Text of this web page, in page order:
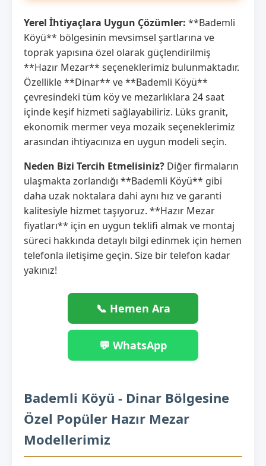
Yerel İhtiyaçlara Uygun Çözümler: **Bademli
Köyü** bölgesinin mevsimsel şartlarına ve
toprak yapısına özel olarak güçlendirilmiş
**Hazır Mezar** seçeneklerimiz bulunmaktadır.
Özellikle **Dinar** ve **Bademli Köyü**
çevresindeki tüm köy ve mezarlıklara 24 saat
içinde keşif hizmeti sağlayabiliriz. Lüks granit,
ekonomik mermer veya mozaik seçeneklerimiz
arasından ihtiyacınıza en uygun modeli seçin.
Neden Bizi Tercih Etmelisiniz? Diğer firmaların
ulaşmakta zorlandığı **Bademli Köyü** gibi
daha uzak noktalara dahi aynı hız ve garanti
kalitesiyle hizmet taşıyoruz. **Hazır Mezar
fiyatları** için en uygun teklifi almak ve montaj
süreci hakkında detaylı bilgi edinmek için hemen
telefonla iletişime geçin. Size bir telefon kadar
yakınız!
📞 Hemen Ara
💬 WhatsApp
Bademli Köyü - Dinar Bölgesine
Özel Popüler Hazır Mezar
Modellerimiz